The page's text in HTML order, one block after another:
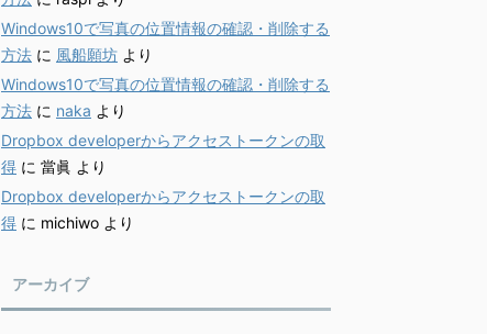
Windows10で写真の位置情報の確認・削除する
方法 に 風船願坊 より
Windows10で写真の位置情報の確認・削除する
方法 に naka より
Dropbox developerからアクセストークンの取
得 に 當眞 より
Dropbox developerからアクセストークンの取
得 に michiwo より
アーカイブ